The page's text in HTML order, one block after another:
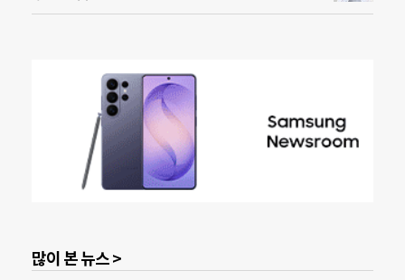
많이 본 뉴스 >